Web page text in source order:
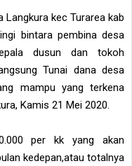
Langkura kec Turarea kab
bintara pembina desa
dusun dan tokoh
Tunai dana desa
mampu yang terkena
Kamis 21 Mei 2020.
per kk yang akan
kedepan,atau totalnya